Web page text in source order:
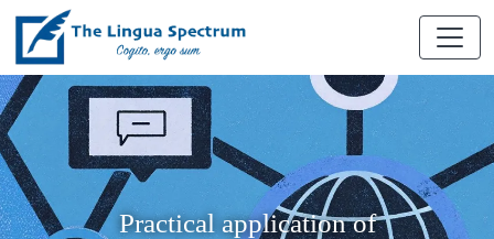
Practical application of